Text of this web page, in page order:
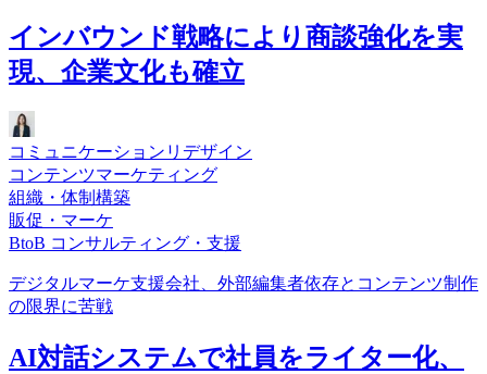
インバウンド戦略により商談強化を実
現、企業文化も確立
コミュニケーションリデザイン
コンテンツマーケティング
組織・体制構築
販促・マーケ
BtoB コンサルティング・支援
デジタルマーケ支援会社、外部編集者依存とコンテンツ制作
の限界に苦戦
AI対話システムで社員をライター化、